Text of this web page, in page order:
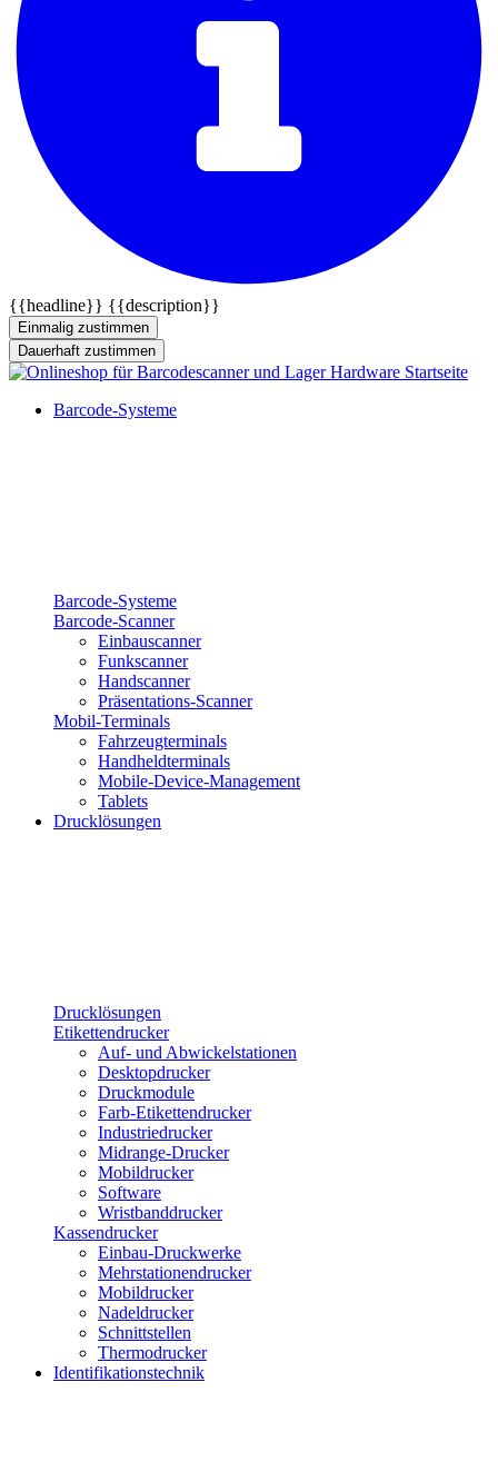
{{headline}} {{description}}
Einmalig zustimmen
Dauerhaft zustimmen
Barcode-Systeme
Barcode-Systeme
Barcode-Scanner
Einbauscanner
Funkscanner
Handscanner
Präsentations-Scanner
Mobil-Terminals
Fahrzeugterminals
Handheldterminals
Mobile-Device-Management
Tablets
Drucklösungen
Drucklösungen
Etikettendrucker
Auf- und Abwickelstationen
Desktopdrucker
Druckmodule
Farb-Etikettendrucker
Industriedrucker
Midrange-Drucker
Mobildrucker
Software
Wristbanddrucker
Kassendrucker
Einbau-Druckwerke
Mehrstationendrucker
Mobildrucker
Nadeldrucker
Schnittstellen
Thermodrucker
Identifikationstechnik